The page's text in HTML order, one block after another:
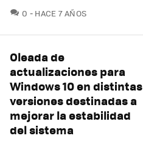
0 COMENTARIOS
HACE 7 AÑOS
Oleada de
actualizaciones para
Windows 10 en distintas
versiones destinadas a
mejorar la estabilidad
del sistema